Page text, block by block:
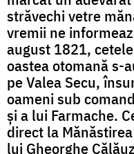
străvechi vetre
vremii ne
august 1821,
oastea otomană s-
pe Valea Secu,
oameni sub
și a lui Farmache.
direct la
lui Gheorghe